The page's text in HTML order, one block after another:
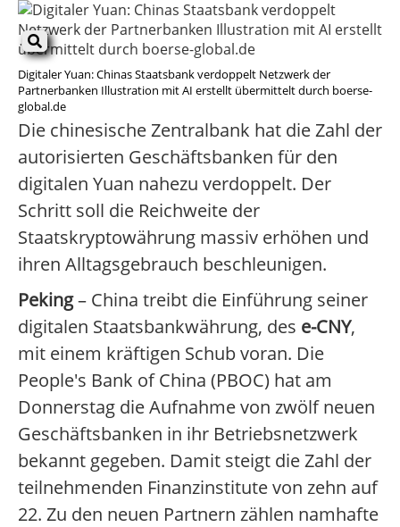
Digitaler Yuan: Chinas Staatsbank verdoppelt Netzwerk der
Partnerbanken Illustration mit AI erstellt übermittelt durch boerse-
global.de
Die chinesische Zentralbank hat die Zahl der
autorisierten Geschäftsbanken für den
digitalen Yuan nahezu verdoppelt. Der
Schritt soll die Reichweite der
Staatskryptowährung massiv erhöhen und
ihren Alltagsgebrauch beschleunigen.
Peking– China treibt die Einführung seiner
digitalen Staatsbankwährung, des e-CNY,
mit einem kräftigen Schub voran. Die
People's Bank of China (PBOC) hat am
Donnerstag die Aufnahme von zwölf neuen
Geschäftsbanken in ihr Betriebsnetzwerk
bekannt gegeben. Damit steigt die Zahl der
teilnehmenden Finanzinstitute von zehn auf
22. Zu den neuen Partnern zählen namhafte